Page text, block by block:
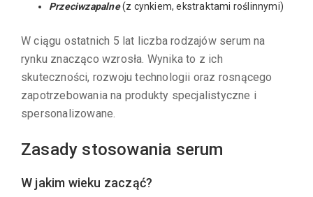
Przeciwzapalne (z cynkiem, ekstraktami roślinnymi)
W ciągu ostatnich 5 lat liczba rodzajów serum na
rynku znacząco wzrosła. Wynika to z ich
skuteczności, rozwoju technologii oraz rosnącego
zapotrzebowania na produkty specjalistyczne i
spersonalizowane.
Zasady stosowania serum
W jakim wieku zacząć?